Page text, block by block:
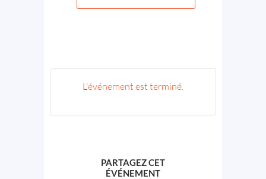
L'événement est terminé.
PARTAGEZ CET
ÉVÉNEMENT